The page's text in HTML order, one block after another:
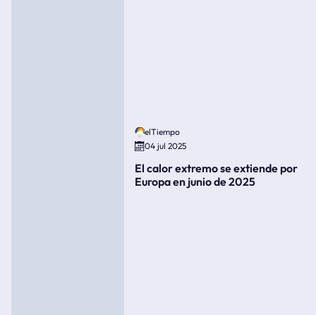
elTiempo
04 jul 2025
El calor extremo se extiende por
Europa en junio de 2025